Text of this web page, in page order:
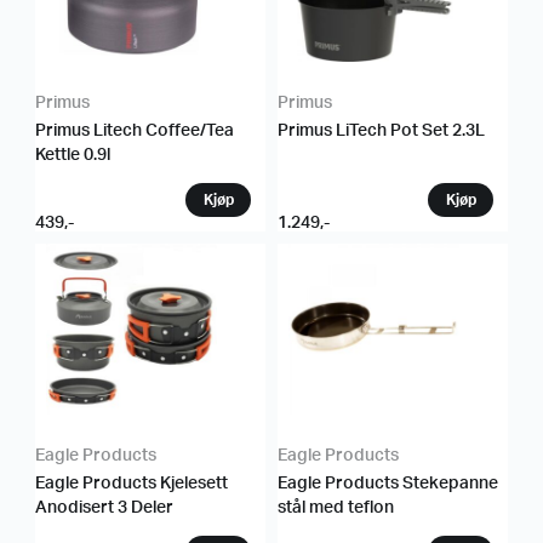
Primus
Primus Litech Coffee/Tea
Kettle 0.9l
439,-
Primus
Primus LiTech Pot Set 2.3L
1.249,-
Eagle Products
Eagle Products Kjelesett
Anodisert 3 Deler
Eagle Products
Eagle Products Stekepanne
stål med teflon